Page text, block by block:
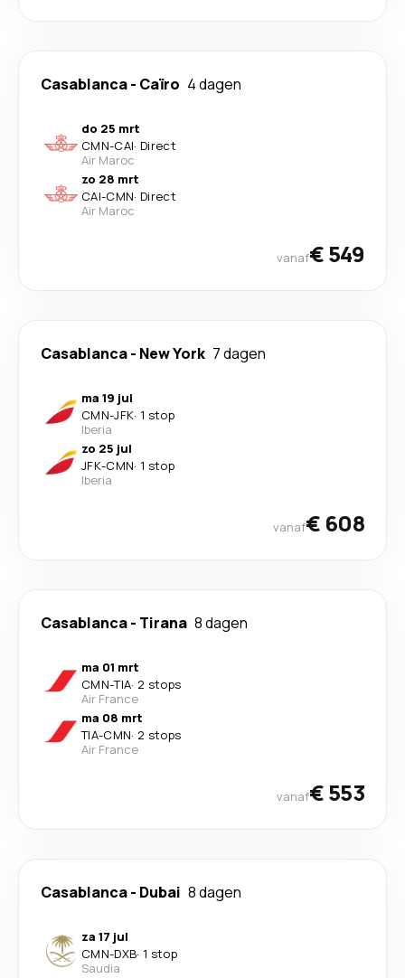
Casablanca- Caïro 4 dagen
do 25 mrt
CMN-CAI· Direct
Air Maroc
zo 28 mrt
CAI-CMN· Direct
Air Maroc
vanaf€ 549
Casablanca- New York 7 dagen
ma 19 jul
CMN-JFK· 1 stop
Iberia
zo 25 jul
JFK-CMN· 1 stop
Iberia
vanaf€ 608
Casablanca- Tirana 8 dagen
ma 01 mrt
CMN-TIA· 2 stops
Air France
ma 08 mrt
TIA-CMN· 2 stops
Air France
vanaf€ 553
Casablanca- Dubai 8 dagen
za 17 jul
CMN-DXB· 1 stop
Saudia